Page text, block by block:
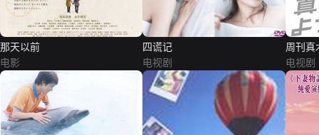
那天以前
电影
四谎记
电视剧
周刊真
电视剧